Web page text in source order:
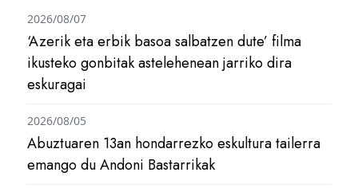
‘Azerik eta erbik basoa salbatzen dute’ filma
ikusteko gonbitak astelehenean jarriko dira
eskuragai
2026/08/07
Abuztuaren 13an hondarrezko eskultura tailerra
emango du Andoni Bastarrikak
2026/08/05